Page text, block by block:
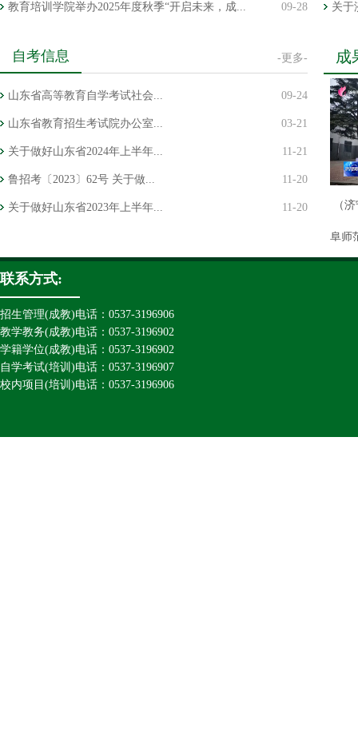
09-28
教育培训学院举办2025年度秋季“开启未来，成... 关于
自考信息 -更多-
09-24
山东省高等教育自学考试社会...
03-21
山东省教育招生考试院办公室...
11-21
关于做好山东省2024年上半年...
11-20
鲁招考〔2023〕62号 关于做...
11-20
关于做好山东省2023年上半年...
成
纪念曲阜师范学校办学120周年 （
阜师
联系方式:
招生管理(成教)电话：0537-3196906
教学教务(成教)电话：0537-3196902
学籍学位(成教)电话：0537-3196902
自学考试(培训)电话：0537-3196907
校内项目(培训)电话：0537-3196906